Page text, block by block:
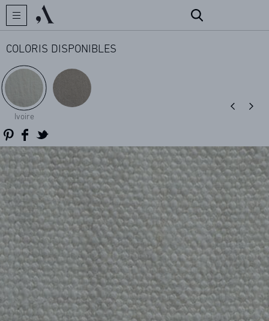
ARCHIVES
CONTACT
COLORIS DISPONIBLES
Ivoire